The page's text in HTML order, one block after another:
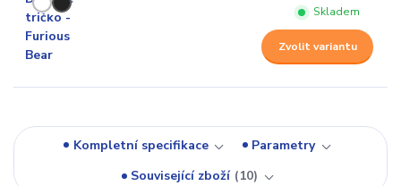
Skladem
Zvolit variantu
Kompletní specifikace
Parametry
Související zboží
10